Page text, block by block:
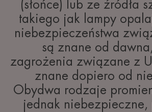
(słońce) lub ze źródła
takiego jak lampy
niebezpieczeństwa
są znane od
zagrożenia związane z
znane dopiero od
Obydwa rodzaje
jednak niebezpieczne,